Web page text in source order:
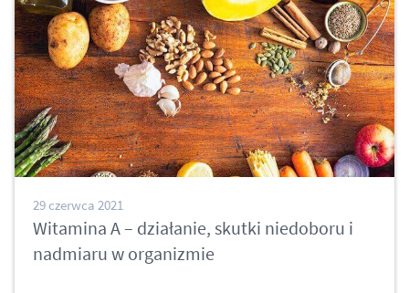
29 czerwca 2021
Witamina A – działanie, skutki niedoboru i
nadmiaru w organizmie